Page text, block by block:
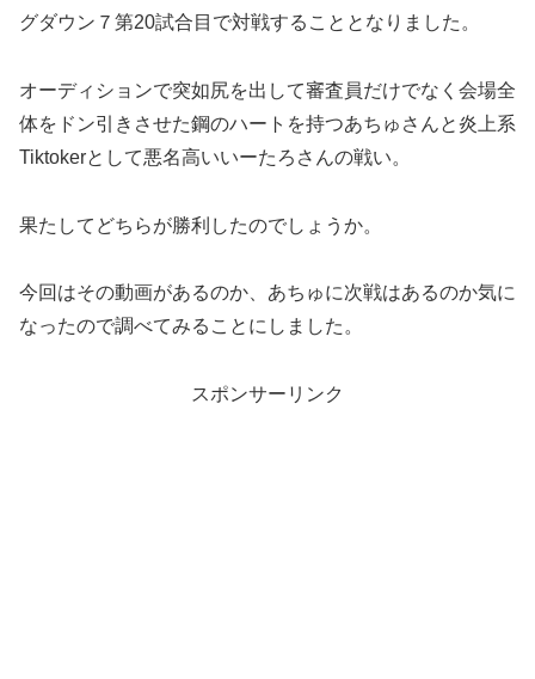
グダウン７第20試合目で対戦することとなりました。
オーディションで突如尻を出して審査員だけでなく会場全
体をドン引きさせた鋼のハートを持つあちゅさんと炎上系
Tiktokerとして悪名高いいーたろさんの戦い。
果たしてどちらが勝利したのでしょうか。
今回はその動画があるのか、あちゅに次戦はあるのか気に
なったので調べてみることにしました。
スポンサーリンク